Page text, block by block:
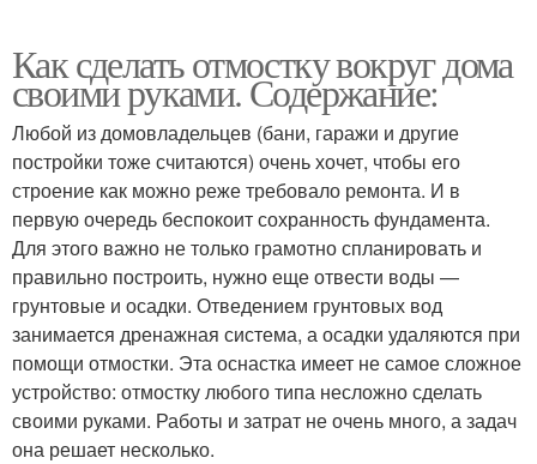
Как сделать отмостку вокруг дома
своими руками. Содержание:
Любой из домовладельцев (бани, гаражи и другие
постройки тоже считаются) очень хочет, чтобы его
строение как можно реже требовало ремонта. И в
первую очередь беспокоит сохранность фундамента.
Для этого важно не только грамотно спланировать и
правильно построить, нужно еще отвести воды —
грунтовые и осадки. Отведением грунтовых вод
занимается дренажная система, а осадки удаляются при
помощи отмостки. Эта оснастка имеет не самое сложное
устройство: отмостку любого типа несложно сделать
своими руками. Работы и затрат не очень много, а задач
она решает несколько.